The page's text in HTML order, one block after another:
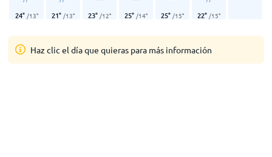
24° /13° 21° /13° 23° /12° 25° /14° 25° /15° 22° /15°
Haz clic el día que quieras para más información